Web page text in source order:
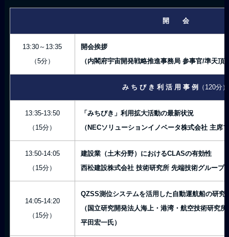
開 会
13:30～13:35
（5分）
開会挨拶
（内閣府宇宙開発戦略推進事務局 参事官/準天
み ち び き 利 活 用 事 例 （120分）
13:35-13:50
（15分）
「みちびき」利用拡大活動の最新状況
（NECソリューションイノベータ株式会社 主席
13:50-14:05
（15分）
建設業（土木分野）におけるCLASの有効性
西松建設株式会社 技術研究所 先端技術グループ
14:05-14:20
（15分）
QZSS測位システムを活用した自動運航船の研究
（国立研究開発法人海上・港湾・航空技術研究
平田宏一氏）